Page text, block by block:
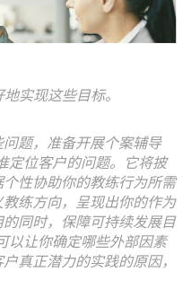
实现这些目标。
题，准备开展个案辅导
定位客户的问题。它将披
性协助你的教练行为所需
练方向，呈现出你的作为
同时，保障可持续发展目
以让你确定哪些外部因素
真正潜力的实践的原因，